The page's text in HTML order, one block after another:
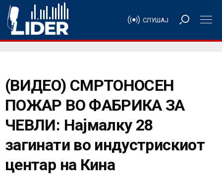
СЛУШАЈ
(ВИДЕО) СМРТОНОСЕН
ПОЖАР ВО ФАБРИКА ЗА
ЧЕВЛИ: Најмалку 28
загинати во индустрискиот
центар на Кина